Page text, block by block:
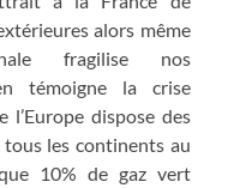
alors même
fragilise nos
témoigne la crise
dispose des
les continents au
10% de gaz vert